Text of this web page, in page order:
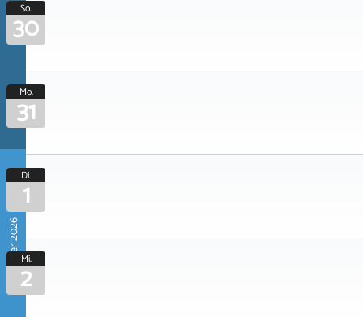
So.
30
Mo.
31
September 2026
Di.
1
Mi.
2